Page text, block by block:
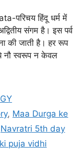
परिचय हिंदू धर्म में
संगम है। इस पर्व
की जाती है। हर रूप
नौ स्वरूप न केवल
, Maa Durga ke
Navratri 5th day
puja vidhi